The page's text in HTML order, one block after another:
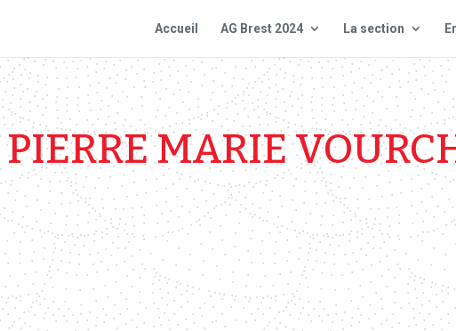
Accueil AG Brest 2024 La section
PIERRE MARIE